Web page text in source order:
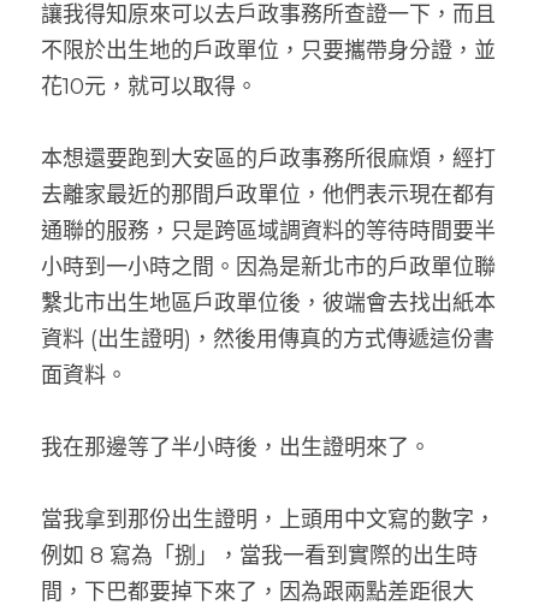
讓我得知原來可以去戶政事務所查證一下，而且
不限於出生地的戶政單位，只要攜帶身分證，並
花10元，就可以取得。
本想還要跑到大安區的戶政事務所很麻煩，經打
去離家最近的那間戶政單位，他們表示現在都有
通聯的服務，只是跨區域調資料的等待時間要半
小時到一小時之間。因為是新北市的戶政單位聯
繫北市出生地區戶政單位後，彼端會去找出紙本
資料 (出生證明)，然後用傳真的方式傳遞這份書
面資料。
我在那邊等了半小時後，出生證明來了。
當我拿到那份出生證明，上頭用中文寫的數字，
例如 8 寫為「捌」，當我一看到實際的出生時
間，下巴都要掉下來了，因為跟兩點差距很大